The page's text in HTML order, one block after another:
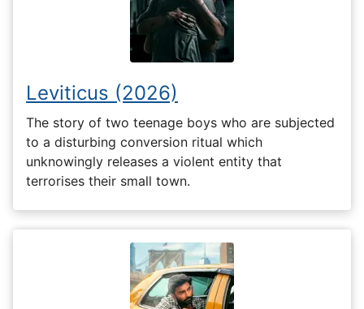
Leviticus (2026)
The story of two teenage boys who are subjected
to a disturbing conversion ritual which
unknowingly releases a violent entity that
terrorises their small town.